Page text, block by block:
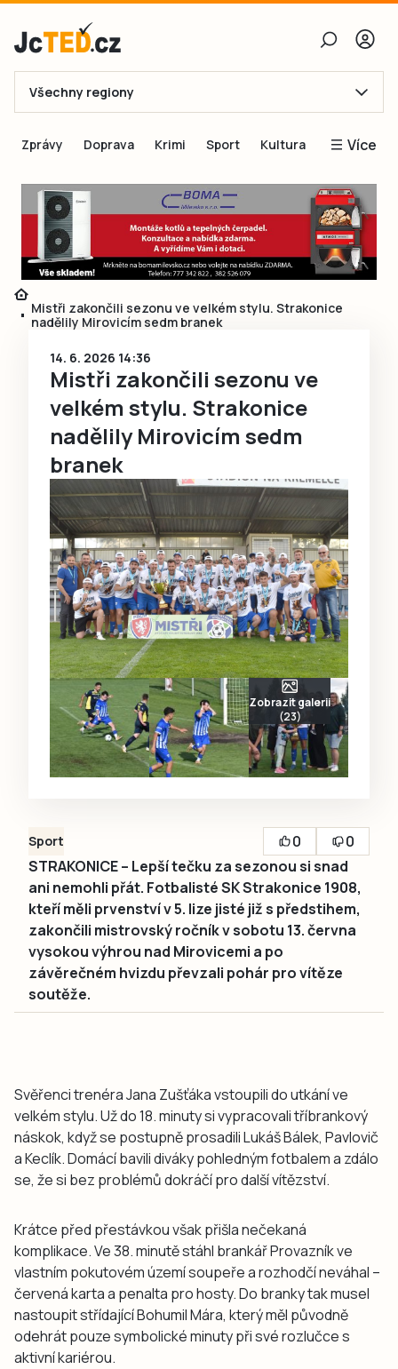
E-mail
Obnovit heslo
Přihlásit se
Všechny regiony
Zprávy Doprava Krimi Sport Kultura Více
Blogy
Inspirace
Čtenáři píší
Speciální přílohy
Mistři zakončili sezonu ve velkém stylu. Strakonice
nadělily Mirovicím sedm branek
14. 6. 2026 14:36
Mistři zakončili sezonu ve
velkém stylu. Strakonice
nadělily Mirovicím sedm
branek
Zobrazit galerii
(23)
Sport 0
0
STRAKONICE – Lepší tečku za sezonou si snad
ani nemohli přát. Fotbalisté SK Strakonice 1908,
kteří měli prvenství v 5. lize jisté již s předstihem,
zakončili mistrovský ročník v sobotu 13. června
vysokou výhrou nad Mirovicemi a po
závěrečném hvizdu převzali pohár pro vítěze
soutěže.
Svěřenci trenéra Jana Zušťáka vstoupili do utkání ve
velkém stylu. Už do 18. minuty si vypracovali tříbrankový
náskok, když se postupně prosadili Lukáš Bálek, Pavlovič
a Keclík. Domácí bavili diváky pohledným fotbalem a zdálo
se, že si bez problémů dokráčí pro další vítězství.
Krátce před přestávkou však přišla nečekaná
komplikace. Ve 38. minutě stáhl brankář Provazník ve
vlastním pokutovém území soupeře a rozhodčí neváhal –
červená karta a penalta pro hosty. Do branky tak musel
nastoupit střídající Bohumil Mára, který měl původně
odehrát pouze symbolické minuty při své rozlučce s
aktivní kariérou.